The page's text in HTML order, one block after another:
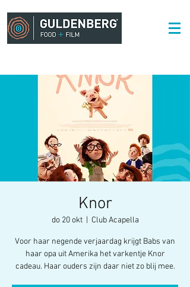
Knor
do 20 okt
  |
Club Acapella
Voor haar negende verjaardag krijgt Babs van
haar opa uit Amerika het varkentje Knor
cadeau. Haar ouders zijn daar niet zo blij mee.